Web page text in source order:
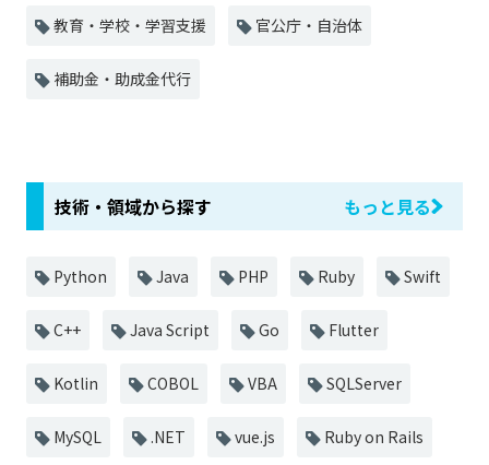
教育・学校・学習支援 官公庁・自治体
補助金・助成金代行
技術・領域から探す もっと見る
Python Java PHP Ruby Swift
C++ Java Script Go Flutter
Kotlin COBOL VBA SQLServer
MySQL .NET vue.js Ruby on Rails